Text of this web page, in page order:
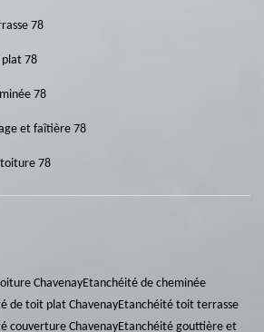
78
78
78
et faîtière 78
78
ChavenayEtanchéité de cheminée
de toit plat ChavenayEtanchéité toit terrasse
couverture ChavenayEtanchéité gouttière et